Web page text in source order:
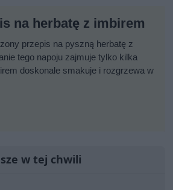
na herbatę z imbirem
przepis na pyszną herbatę z
tego napoju zajmuje tylko kilka
doskonale smakuje i rozgrzewa w
w tej chwili